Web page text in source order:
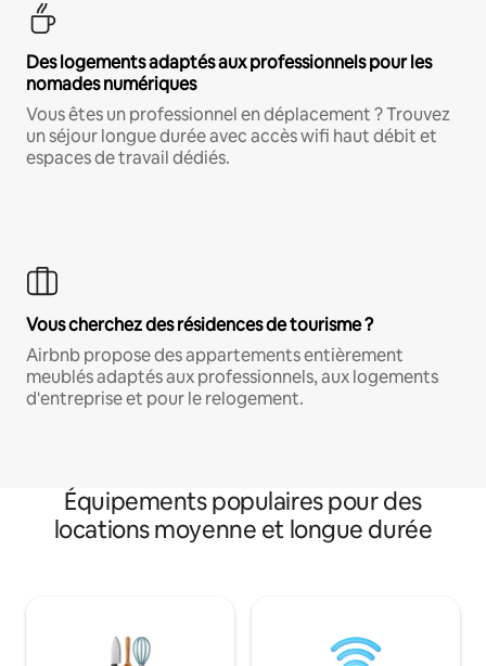
Des logements adaptés aux professionnels pour les
nomades numériques
Vous êtes un professionnel en déplacement ? Trouvez
un séjour longue durée avec accès wifi haut débit et
espaces de travail dédiés.
Vous cherchez des résidences de tourisme ?
Airbnb propose des appartements entièrement
meublés adaptés aux professionnels, aux logements
d'entreprise et pour le relogement.
Équipements populaires pour des
locations moyenne et longue durée